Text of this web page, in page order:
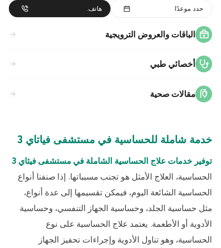
فرع المستشفى
حدد موعدًا هاتف.
الباقات والعروض الترويجية
أخصائي طبي
مقالات صحية
خدمة شاملة للحساسية في مستشفى فياتاي 3
توفير خدمات علاج الحساسية الشاملة في مستشفى فيثاي 3
الحساسية، العلاج الأمثل هو تجنب مسبباتها. إذا صنفنا أنواع
الحساسية الشائعة اليوم، فيمكن تقسيمها إلى عدة أنواع،
مثل حساسية الجلد، وحساسية الجهاز التنفسي، وحساسية
الأدوية أو الأطعمة. يعتمد علاج الحساسية على نوع
الحساسية، وهو تناول الأدوية وإجراءات تحفيز الجهاز